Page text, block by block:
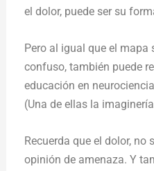
el dolor, puede ser su
Pero al igual que el mapa
confuso, también puede
educación en
(Una de ellas la
Recuerda que el dolor,
opinión de amenaza. Y